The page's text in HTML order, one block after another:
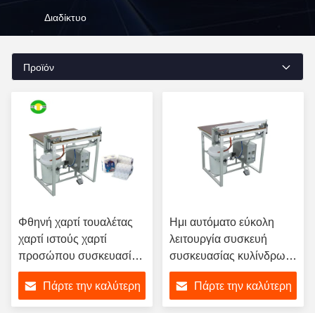
Διαδίκτυο
Προϊόν
Φθηνή χαρτί τουαλέτας
χαρτί ιστούς χαρτί
προσώπου συσκευασία
ιστούς 10-20 σακούλες /
λεπτό Για την έναρξη μιας
νέας επιχείρησης
Πάρτε την καλύτερη
Ημι αυτόματο εύκολη
λειτουργία συσκευή
συσκευασίας κυλίνδρων
τουαλέτας συσκευή
συσκευασίας χαρτιού
ιστών πολυκυλίνδρων
Πάρτε την καλύτερη